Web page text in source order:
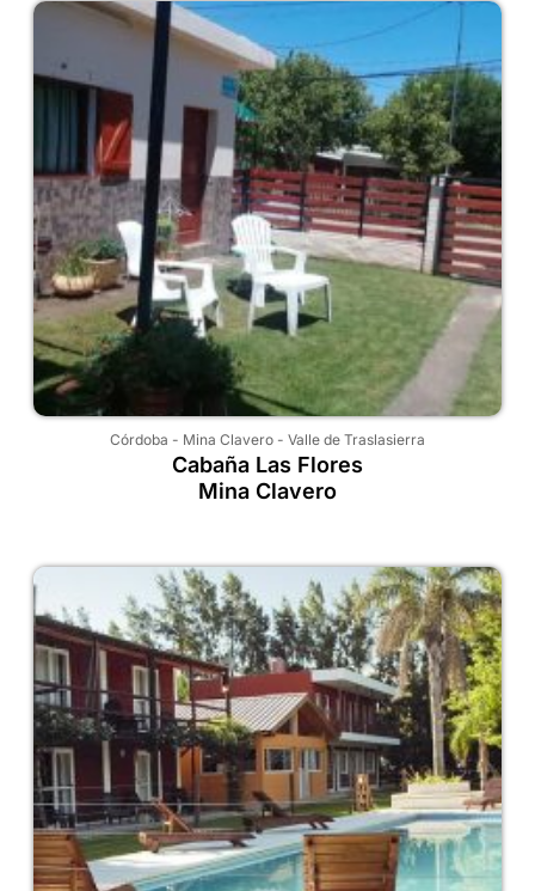
Córdoba - Mina Clavero - Valle de Traslasierra
Cabaña Las Flores
Mina Clavero